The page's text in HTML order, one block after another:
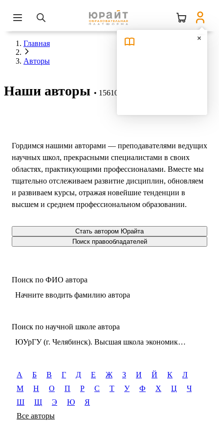
Главная
Авторы
Наши авторы 15610 авторов
Гордимся нашими авторами — преподавателями ведущих
научных школ, прекрасными специалистами в своих
областях, практикующими профессионалами. Вместе мы
тщательно отслеживаем развитие дисциплин, обновляем
и развиваем курсы, отражая новейшие тенденции в
высшем и среднем профессиональном образовании.
Стать автором Юрайта
Поиск правообладателей
Поиск по ФИО автора
Начните вводить фамилию автора
Поиск по научной школе автора
ЮУрГУ (г. Челябинск). Высшая школа экономики и управления
А Б В Г Д Е Ж З И Й К
Л
М
Н О П Р С Т У Ф Х Ц
Ч
Ш
Щ Э Ю
Я
Все авторы